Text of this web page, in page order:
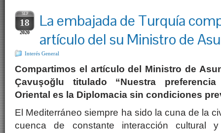
SEP
18
2020
La embajada de Turquía
artículo del su Ministro de
Interés General
Compartimos el artículo del Ministro de
Çavuşoğlu titulado “Nuestra
Oriental es la Diplomacia sin condiciones
El Mediterráneo siempre ha sido la cuna de la
cuenca de constante interacción cultural